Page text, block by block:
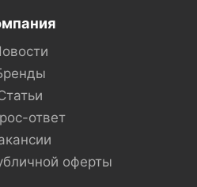
ответ
оферты